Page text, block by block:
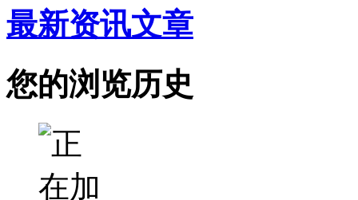
最新资讯文章
您的浏览历史